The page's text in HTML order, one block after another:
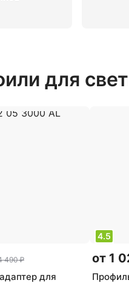
для
490 ₽
для
4.5
от 1